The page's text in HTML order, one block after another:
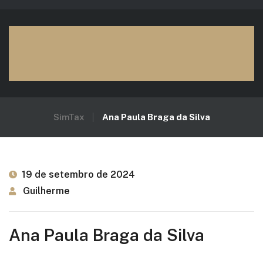
SimTax Ana Paula Braga da Silva
19 de setembro de 2024
Guilherme
Ana Paula Braga da Silva